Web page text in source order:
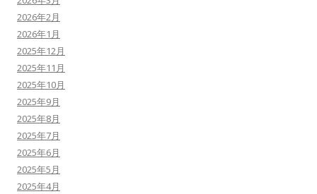
2026年2月
2026年1月
2025年12月
2025年11月
2025年10月
2025年9月
2025年8月
2025年7月
2025年6月
2025年5月
2025年4月